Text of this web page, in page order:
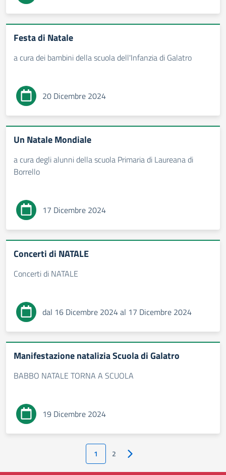
Festa di Natale
a cura dei bambini della scuola dell'Infanzia di Galatro
20 Dicembre 2024
Un Natale Mondiale
a cura degli alunni della scuola Primaria di Laureana di
Borrello
17 Dicembre 2024
Concerti di NATALE
Concerti di NATALE
dal 16 Dicembre 2024 al 17 Dicembre 2024
Manifestazione natalizia Scuola di Galatro
BABBO NATALE TORNA A SCUOLA
19 Dicembre 2024
1 2 Pagina successiva